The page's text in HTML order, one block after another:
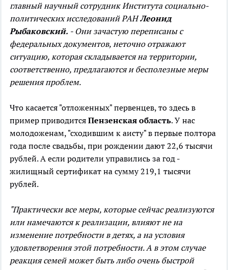
главный научный сотрудник Института социально-
политических исследований РАНЛеонид
Рыбаковский. - Они зачастую переписаны с
федеральных документов, неточно отражают
ситуацию, которая складывается на территории,
соответственно, предлагаются и бесполезные меры
решения проблем.
Что касается "отложенных" первенцев, то здесь в
пример приводится Пензенская область. У нас
молодоженам, "сходившим к аисту" в первые полтора
года после свадьбы, при рождении дают 22,6 тысячи
рублей. А если родители управились за год -
жилищный сертификат на сумму 219,1 тысячи
рублей.
"Практически все меры, которые сейчас реализуются
или намечаются к реализации, влияют не на
изменение потребности в детях, а на условия
удовлетворения этой потребности. А в этом случае
реакция семей может быть либо очень быстрой